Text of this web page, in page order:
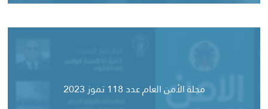
مجلة الأمن العام عدد 118 تموز 2023